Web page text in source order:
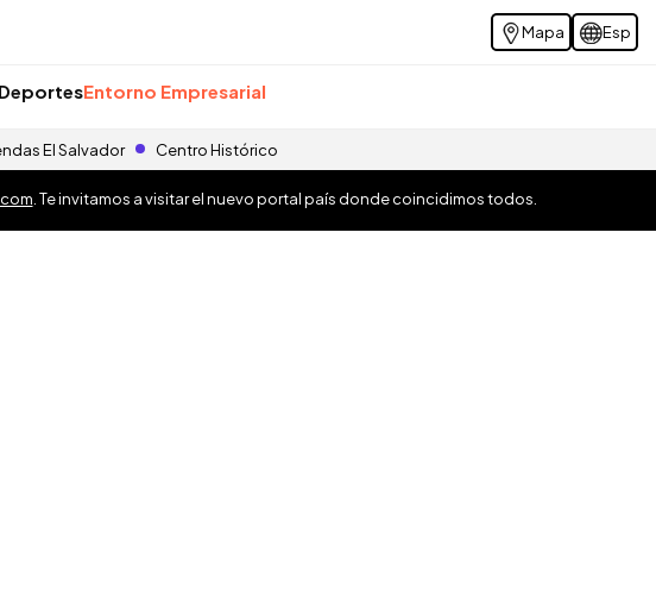
Mapa Esp
DeportesEntorno Empresarial
El Salvador Centro Histórico
. Te invitamos a visitar el nuevo portal país donde coincidimos todos.